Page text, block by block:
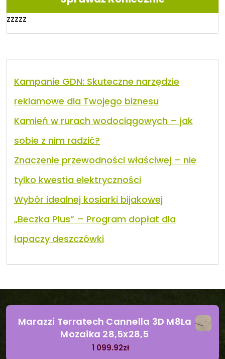
zzzzz
Kampanie GDN: Skuteczne narzędzie
reklamowe dla Twojego biznesu
Kamień w rurach wodociągowych – jak
sobie z nim radzić?
Znaczenie przewodności właściwej – nie
tylko kwestia elektryczności
Wybór idealnej kosiarki bijakowej
„Beczka Plus” – Program dopłat dla
łapaczy deszczówki
Marazzi Terratech Cannella 3D M8La
Mozaika 28,5x28,5
1 099.92zł